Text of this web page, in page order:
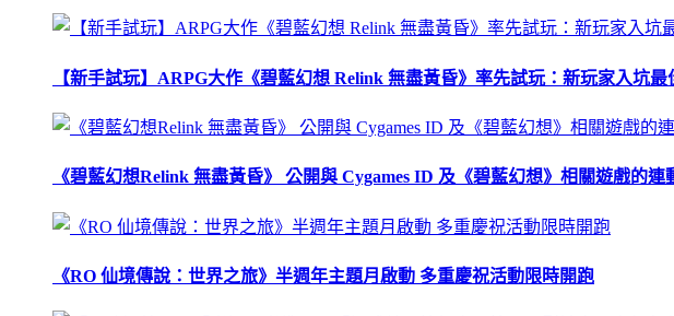
【新手試玩】ARPG大作《碧藍幻想 Relink 無盡黃昏》率先試玩：新玩家入坑最
《碧藍幻想Relink 無盡黃昏》 公開與 Cygames ID 及《碧藍幻想》相關遊戲的連
《RO 仙境傳說：世界之旅》半週年主題月啟動 多重慶祝活動限時開跑